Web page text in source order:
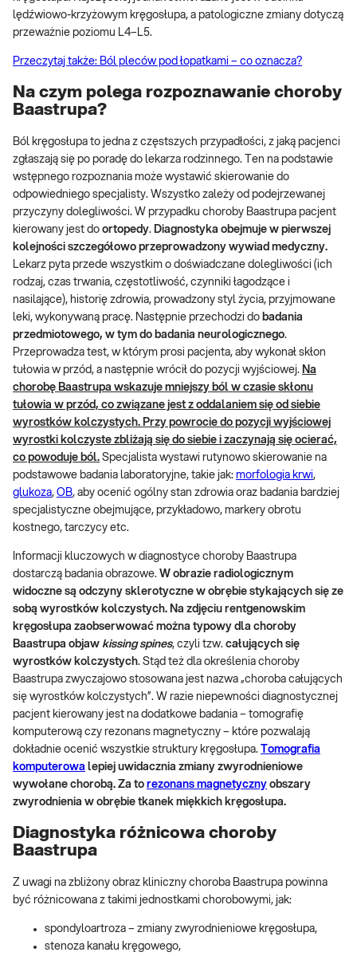
lędźwiowo-krzyżowym kręgosłupa, a patologiczne zmiany dotyczą
przeważnie poziomu L4–L5.
Przeczytaj także: Ból pleców pod łopatkami – co oznacza?
Na czym polega rozpoznawanie choroby
Baastrupa?
Ból kręgosłupa to jedna z częstszych przypadłości, z jaką pacjenci
zgłaszają się po poradę do lekarza rodzinnego. Ten na podstawie
wstępnego rozpoznania może wystawić skierowanie do
odpowiedniego specjalisty. Wszystko zależy od podejrzewanej
przyczyny dolegliwości. W przypadku choroby Baastrupa pacjent
kierowany jest do ortopedy. Diagnostyka obejmuje w pierwszej
kolejności szczegółowo przeprowadzony wywiad medyczny.
Lekarz pyta przede wszystkim o doświadczane dolegliwości (ich
rodzaj, czas trwania, częstotliwość, czynniki łagodzące i
nasilające), historię zdrowia, prowadzony styl życia, przyjmowane
leki, wykonywaną pracę. Następnie przechodzi do badania
przedmiotowego, w tym do badania neurologicznego.
Przeprowadza test, w którym prosi pacjenta, aby wykonał skłon
tułowia w przód, a następnie wrócił do pozycji wyjściowej. Na
chorobę Baastrupa wskazuje mniejszy ból w czasie skłonu
tułowia w przód, co związane jest z oddalaniem się od siebie
wyrostków kolczystych. Przy powrocie do pozycji wyjściowej
wyrostki kolczyste zbliżają się do siebie i zaczynają się ocierać,
co powoduje ból. Specjalista wystawi rutynowo skierowanie na
podstawowe badania laboratoryjne, takie jak: morfologia krwi,
glukoza, OB, aby ocenić ogólny stan zdrowia oraz badania bardziej
specjalistyczne obejmujące, przykładowo, markery obrotu
kostnego, tarczycy etc.
Informacji kluczowych w diagnostyce choroby Baastrupa
dostarczą badania obrazowe. W obrazie radiologicznym
widoczne są odczyny sklerotyczne w obrębie stykających się ze
sobą wyrostków kolczystych. Na zdjęciu rentgenowskim
kręgosłupa zaobserwować można typowy dla choroby
Baastrupa objaw kissing spines, czyli tzw. całujących się
wyrostków kolczystych. Stąd też dla określenia choroby
Baastrupa zwyczajowo stosowana jest nazwa „choroba całujących
się wyrostków kolczystych”. W razie niepewności diagnostycznej
pacjent kierowany jest na dodatkowe badania – tomografię
komputerową czy rezonans magnetyczny – które pozwalają
dokładnie ocenić wszystkie struktury kręgosłupa. Tomografia
komputerowa lepiej uwidacznia zmiany zwyrodnieniowe
wywołane chorobą. Za to rezonans magnetyczny obszary
zwyrodnienia w obrębie tkanek miękkich kręgosłupa.
Diagnostyka różnicowa choroby
Baastrupa
Z uwagi na zbliżony obraz kliniczny choroba Baastrupa powinna
być różnicowana z takimi jednostkami chorobowymi, jak:
spondyloartroza – zmiany zwyrodnieniowe kręgosłupa,
stenoza kanału kręgowego,